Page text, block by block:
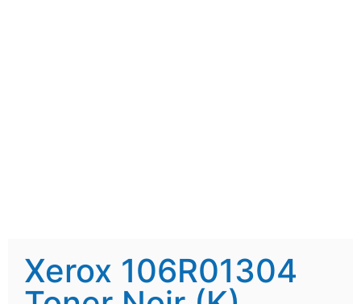
Xerox 106R01304